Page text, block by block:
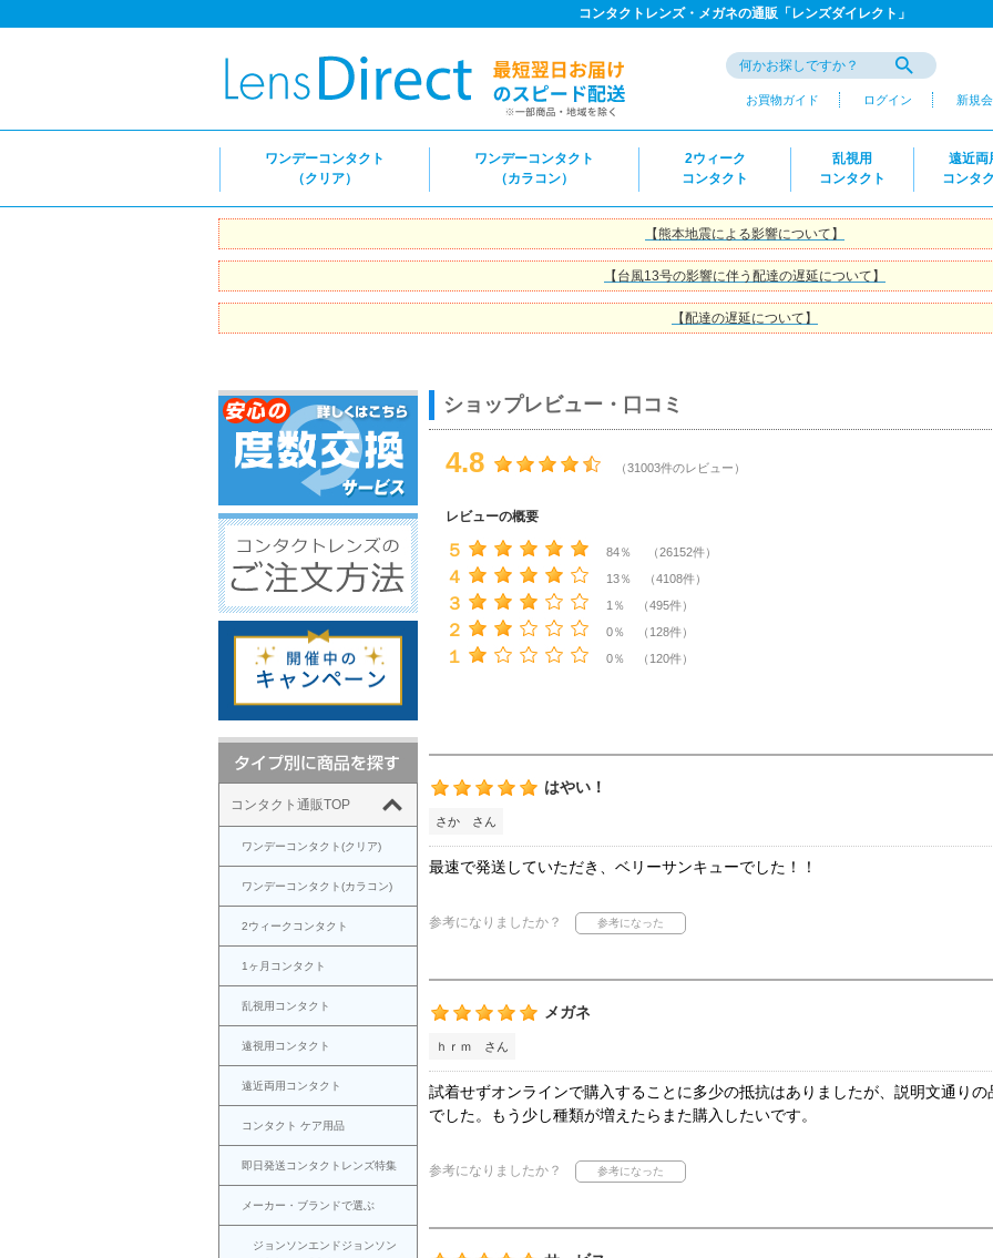
コンタクトレンズ・メガネの通販「レンズダイレクト」
お買物ガイド ログイン 新規
ワンデーコンタクト
（クリア）
ワンデーコンタクト
（カラコン）
2ウィーク
コンタクト
乱視用
コンタクト
遠近両
コンタ
【熊本地震による影響について】
【台風13号の影響に伴う配達の遅延について】
【配達の遅延について】
コンタクト通販TOP
ワンデーコンタクト(クリア)
ワンデーコンタクト(カラコン)
2ウィークコンタクト
1ヶ月コンタクト
乱視用コンタクト
遠視用コンタクト
遠近両用コンタクト
コンタクト ケア用品
即日発送コンタクトレンズ特集
メーカー・ブランドで選ぶ
ジョンソンエンドジョンソン
ショップレビュー・口コミ
4.8 （31003件のレビュー）
レビューの概要
５ 84％ （26152件）
４ 13％ （4108件）
３ 1％ （495件）
２ 0％ （128件）
１ 0％ （120件）
はやい！
さか さん
最速で発送していただき、ベリーサンキューでした！！
参考になりましたか？
メガネ
ｈｒｍ さん
試着せずオンラインで購入することに多少の抵抗はありましたが、説明文通り
でした。もう少し種類が増えたらまた購入したいです。
参考になりましたか？